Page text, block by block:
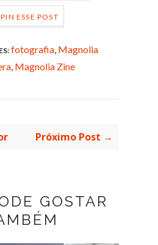
PIN ESSE POST
fotografia, Magnolia
, Magnolia Zine
Próximo Post →
GOSTAR